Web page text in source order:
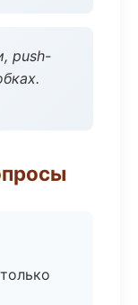
push-